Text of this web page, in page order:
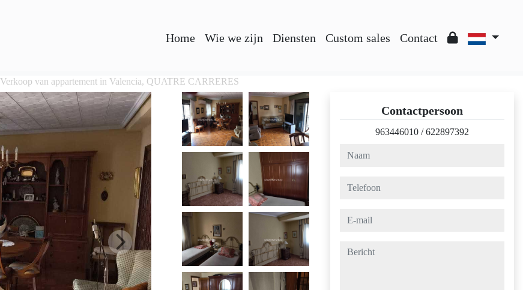
Home Wie we zijn Diensten Custom sales Contact
Verkoop van appartement in Valencia, QUATRE CARRERES
Contactpersoon
963446010 /622897392
naam
telefoon
e-mail
bericht